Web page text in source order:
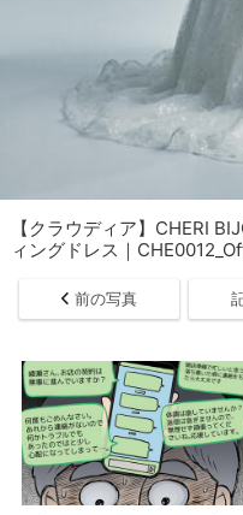
【クラウディア】CHERI
ィングドレス｜
前の写真